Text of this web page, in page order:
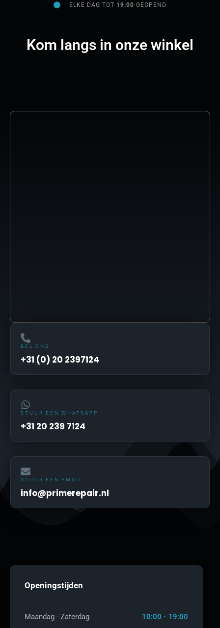
ELKE DAG TOT 19:00GEOPEND
Kom langs in onze winkel
BEL ONS
+31 (0) 20 2397124
STUUR EEN WHATSAPP
+31 20 239 7124
STUUR EEN EMAIL
info@primerepair.nl
Openingstijden
Maandag - Zaterdag 10:00 - 19:00